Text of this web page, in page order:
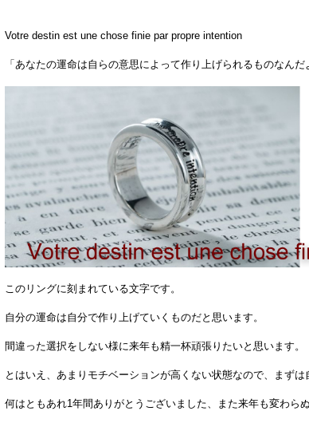
Votre destin est une chose finie par propre intention
「あなたの運命は自らの意思によって作り上げられるものなんだ
このリングに刻まれている文字です。
自分の運命は自分で作り上げていくものだと思います。
間違った選択をしない様に来年も精一杯頑張りたいと思います。
とはいえ、あまりモチベーションが高くない状態なので、まず
何はともあれ1年間ありがとうございました、また来年も変わら